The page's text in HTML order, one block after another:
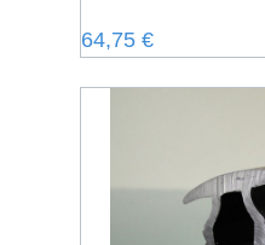
Regulärer Preis:
64,75 €